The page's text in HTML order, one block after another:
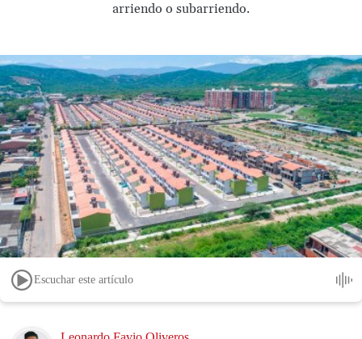
arriendo o subarriendo.
Escuchar este artículo